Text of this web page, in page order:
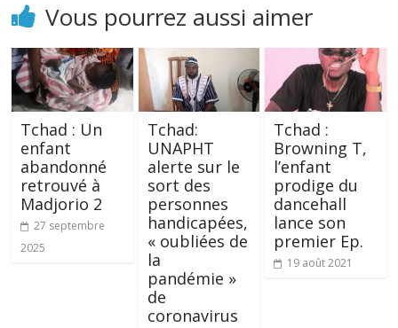
Vous pourrez aussi aimer
Tchad : Un
enfant
abandonné
retrouvé à
Madjorio 2
27 septembre
2025
Tchad:
UNAPHT
alerte sur le
sort des
personnes
handicapées,
« oubliées de
la
pandémie »
de
coronavirus
Tchad :
Browning T,
l’enfant
prodige du
dancehall
lance son
premier Ep.
19 août 2021